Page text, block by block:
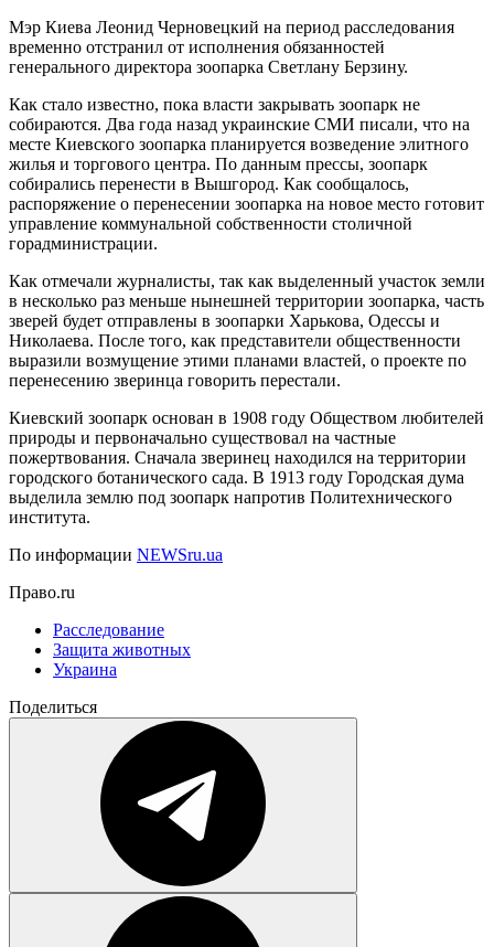
Мэр Киева Леонид Черновецкий на период расследования
временно отстранил от исполнения обязанностей
генерального директора зоопарка Светлану Берзину.
Как стало известно, пока власти закрывать зоопарк не
собираются. Два года назад украинские СМИ писали, что на
месте Киевского зоопарка планируется возведение элитного
жилья и торгового центра. По данным прессы, зоопарк
собирались перенести в Вышгород. Как сообщалось,
распоряжение о перенесении зоопарка на новое место готовит
управление коммунальной собственности столичной
горадминистрации.
Как отмечали журналисты, так как выделенный участок земли
в несколько раз меньше нынешней территории зоопарка, часть
зверей будет отправлены в зоопарки Харькова, Одессы и
Николаева. После того, как представители общественности
выразили возмущение этими планами властей, о проекте по
перенесению зверинца говорить перестали.
Киевский зоопарк основан в 1908 году Обществом любителей
природы и первоначально существовал на частные
пожертвования. Сначала зверинец находился на территории
городского ботанического сада. В 1913 году Городская дума
выделила землю под зоопарк напротив Политехнического
института.
По информации NEWSru.ua
Право.ru
Расследование
Защита животных
Украина
Поделиться